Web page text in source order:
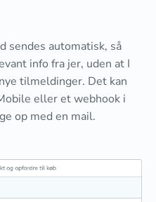
sendes automatisk, så
info fra jer, uden at I
tilmeldinger. Det kan
eller et webhook i
op med en mail.